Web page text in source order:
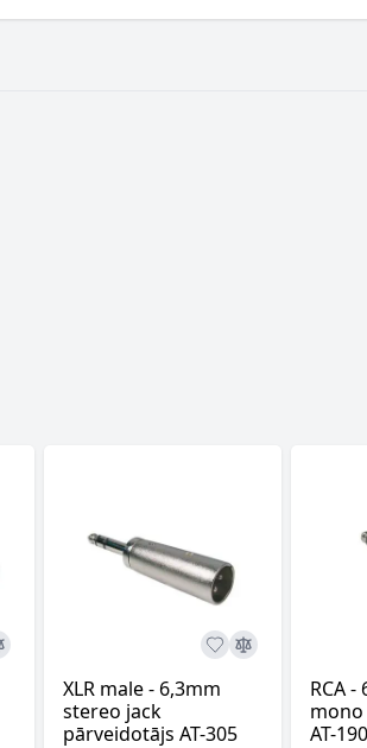
XLR male - 6,3mm
stereo jack
pārveidotājs AT-305
RCA
AT-190